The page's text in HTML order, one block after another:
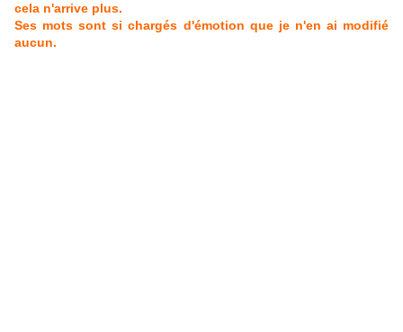
cela n'arrive plus.
Ses mots sont si chargés d'émotion que je n'en ai modifié
aucun.